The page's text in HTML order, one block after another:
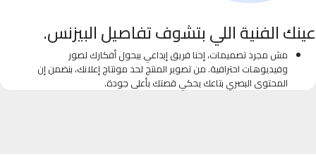
عينك الفنية اللي بتشوف تفاصيل البيزنس.
مش مجرد تصميمات، إحنا فريق إبداعي بيحول أفكارك لصور
وفيديوهات احترافية. من تصوير المنتج لحد مونتاج إعلانك، بنضمن إن
المحتوى البصري بتاعك يحكي قصتك بأعلى جودة.